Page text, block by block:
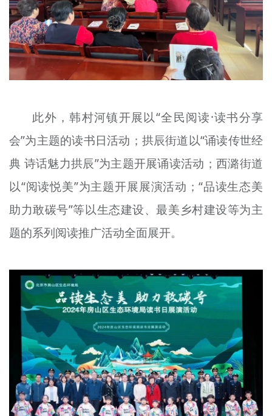
此外，韩村河镇开展以“全民阅读·读书分享
会”为主题的读书日活动；拱辰街道以“诵读传世经
典 诗话魅力拱辰”为主题开展诵读活动；西潞街道
以“阅读悦美”为主题开展展演活动；“品读生态美
助力敢碳号”等以生态建设、最美乡村建设等为主
题的系列阅读推广活动全面展开。